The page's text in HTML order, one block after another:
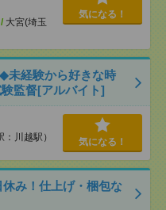
/ 大宮(埼玉
気になる！
未経験から好きな時
監督[アルバイト]
川越駅） 気になる！
み！仕上げ・梱包な